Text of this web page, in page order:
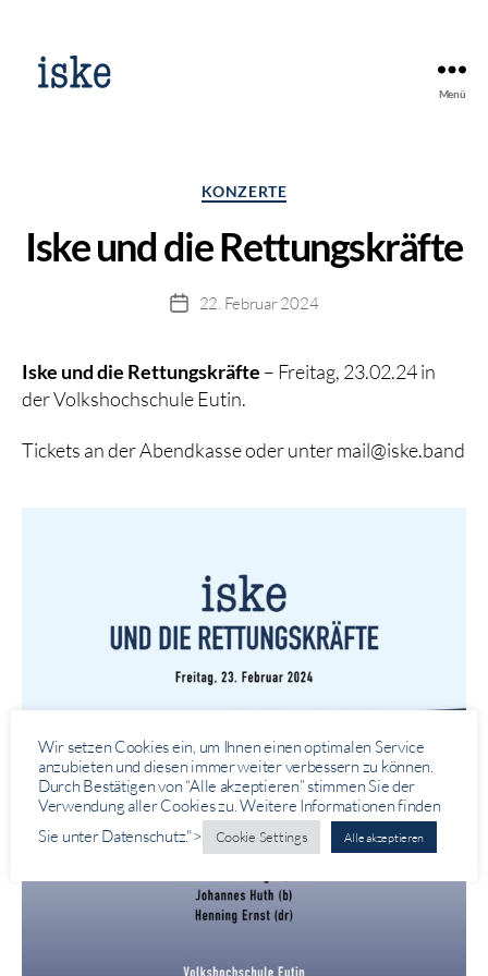
Menü
Kategorien
KONZERTE
Iske und die Rettungskräfte
Beitragsdatum
22. Februar 2024
Iske und die Rettungskräfte – Freitag, 23.02.24 in
der Volkshochschule Eutin.
Tickets an der Abendkasse oder unter mail@iske.band
Wir setzen Cookies ein, um Ihnen einen optimalen Service
anzubieten und diesen immer weiter verbessern zu können.
Durch Bestätigen von “Alle akzeptieren” stimmen Sie der
Verwendung aller Cookies zu. Weitere Informationen finden
Sie unter Datenschutz.">
Cookie Settings Alle akzeptieren